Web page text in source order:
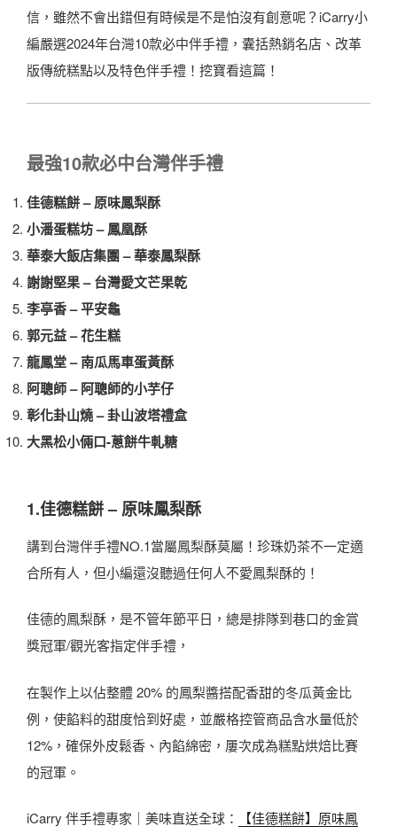
信，雖然不會出錯但有時候是不是怕沒有創意呢？iCarry小
編嚴選2024年台灣10款必中伴手禮，囊括熱銷名店、改革
版傳統糕點以及特色伴手禮！挖寶看這篇！
最強10款必中台灣伴手禮
佳德糕餅 – 原味鳳梨酥
小潘蛋糕坊 – 鳳凰酥
華泰大飯店集團 – 華泰鳳梨酥
謝謝堅果 – 台灣愛文芒果乾
李亭香 – 平安龜
郭元益 – 花生糕
龍鳳堂 – 南瓜馬車蛋黃酥
阿聰師 – 阿聰師的小芋仔
彰化卦山燒 – 卦山波塔禮盒
大黑松小倆口-蔥餅牛軋糖
1.佳德糕餅 – 原味鳳梨酥
講到台灣伴手禮NO.1當屬鳳梨酥莫屬！珍珠奶茶不一定適
合所有人，但小編還沒聽過任何人不愛鳳梨酥的！
佳德的鳳梨酥，是不管年節平日，總是排隊到巷口的金賞
獎冠軍/觀光客指定伴手禮，
在製作上以佔整體 20% 的鳳梨醬搭配香甜的冬瓜黃金比
例，使餡料的甜度恰到好處，並嚴格控管商品含水量低於
12%，確保外皮鬆香、內餡綿密，屢次成為糕點烘焙比賽
的冠軍。
iCarry 伴手禮專家｜美味直送全球：
【佳德糕餅】原味鳳